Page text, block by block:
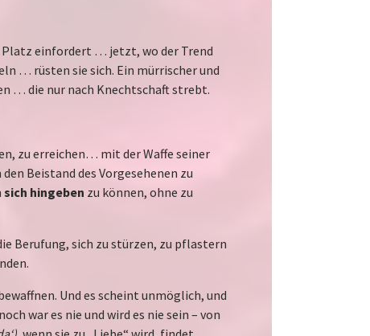
Platz einfordert … jetzt, wo der Trend
… rüsten sie sich. Ein mürrischer und
… die nur nach Knechtschaft strebt.
zu erreichen… mit der Waffe seiner
Beistand des Vorgesehenen zu
sich hingeben zu können, ohne zu
Berufung, sich zu stürzen, zu pflastern
Und es scheint unmöglich, und
war es nie und wird es nie sein – von